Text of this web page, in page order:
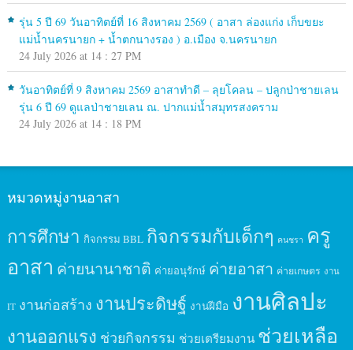
รุ่น 5 ปี 69 วันอาทิตย์ที่ 16 สิงหาคม 2569 ( อาสา ล่องแก่ง เก็บขยะ
แม่น้ำนครนายก + น้ำตกนางรอง ) อ.เมือง จ.นครนายก
24 July 2026 at 14 : 27 PM
วันอาทิตย์ที่ 9 สิงหาคม 2569 อาสาทำดี – ลุยโคลน – ปลูกป่าชายเลน
รุ่น 6 ปี 69 ดูแลป่าชายเลน ณ. ปากแม่น้ำสมุทรสงคราม
24 July 2026 at 14 : 18 PM
หมวดหมู่งานอาสา
การศึกษา กิจกรรม BBL กิจกรรมกับเด็กๆ คนชรา ครู
อาสา ค่ายนานาชาติ ค่ายอนุรักษ์ ค่ายอาสา ค่ายเกษตร งาน
IT งานก่อสร้าง งานประดิษฐ์ งานฝีมือ งานศิลปะ
งานออกแรง ช่วยกิจกรรม ช่วยเตรียมงาน ช่วยเหลือ